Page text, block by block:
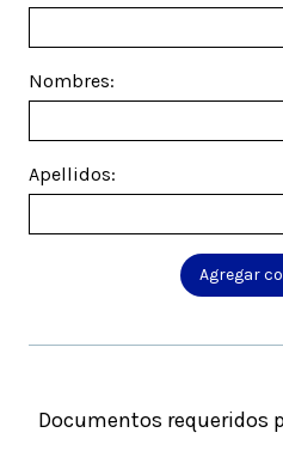
Nombres:
Apellidos:
Agregar
Documentos requeridos